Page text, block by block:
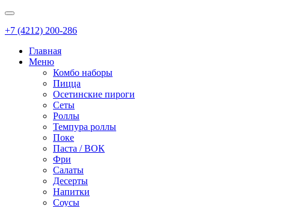
+7 (4212) 200-286
Главная
Меню
Комбо наборы
Пицца
Осетинские пироги
Сеты
Роллы
Темпура роллы
Поке
Паста / ВОК
Фри
Салаты
Десерты
Напитки
Соусы